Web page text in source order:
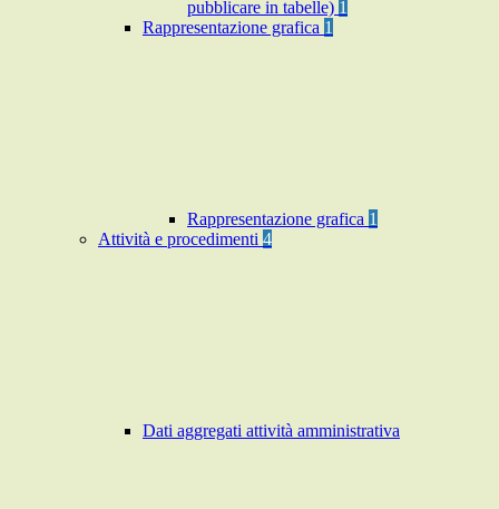
pubblicare in tabelle) 1
Rappresentazione grafica 1
Rappresentazione grafica 1
Attività e procedimenti 4
Dati aggregati attività amministrativa